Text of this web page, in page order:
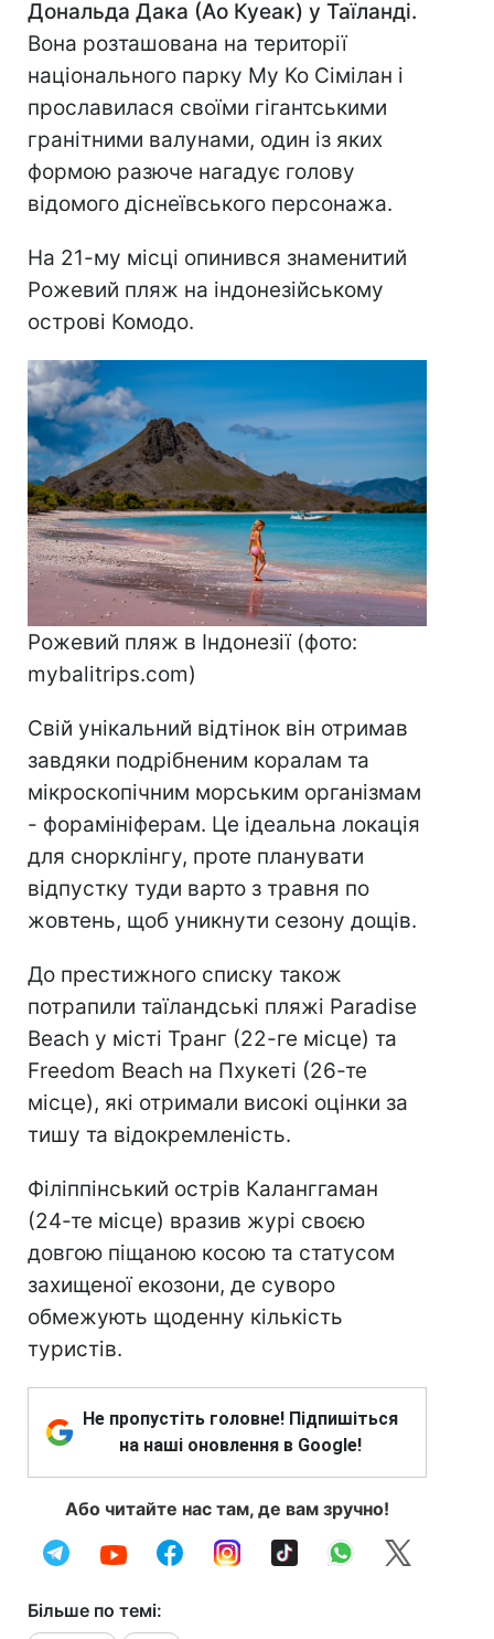
Дональда Дака (Ао Куеак) у Таїланді.
Вона розташована на території
національного парку Му Ко Сімілан і
прославилася своїми гігантськими
гранітними валунами, один із яких
формою разюче нагадує голову
відомого діснеївського персонажа.
На 21-му місці опинився знаменитий
Рожевий пляж на індонезійському
острові Комодо.
Рожевий пляж в Індонезії (фото:
mybalitrips.com)
Свій унікальний відтінок він отримав
завдяки подрібненим коралам та
мікроскопічним морським організмам
- форамініферам. Це ідеальна локація
для снорклінгу, проте планувати
відпустку туди варто з травня по
жовтень, щоб уникнути сезону дощів.
До престижного списку також
потрапили таїландські пляжі Paradise
Beach у місті Транг (22-ге місце) та
Freedom Beach на Пхукеті (26-те
місце), які отримали високі оцінки за
тишу та відокремленість.
Філіппінський острів Каланггаман
(24-те місце) вразив журі своєю
довгою піщаною косою та статусом
захищеної екозони, де суворо
обмежують щоденну кількість
туристів.
Не пропустіть головне! Підпишіться
на наші оновлення в Google!
Або читайте нас там, де вам зручно!
Більше по темі: